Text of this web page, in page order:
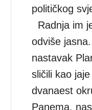
političkog
Radnja im
odviše
nastavak
sličili kao
dvanaest
Panema,